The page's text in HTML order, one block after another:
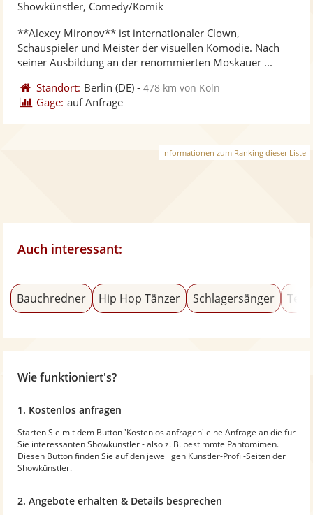
Showkünstler, Comedy/Komik
**Alexey Mironov** ist internationaler Clown,
Schauspieler und Meister der visuellen Komödie. Nach
seiner Ausbildung an der renommierten Moskauer ...
Standort: Berlin (DE) -478 km von Köln
Gage: auf Anfrage
Informationen zum Ranking dieser Liste
Auch interessant:
Bauchredner Hip Hop Tänzer Schlagersänger
Wie funktioniert's?
1. Kostenlos anfragen
Starten Sie mit dem Button 'Kostenlos anfragen' eine Anfrage an die für
Sie interessanten Showkünstler - also z. B. bestimmte Pantomimen.
Diesen Button finden Sie auf den jeweiligen Künstler-Profil-Seiten der
Showkünstler.
2. Angebote erhalten & Details besprechen